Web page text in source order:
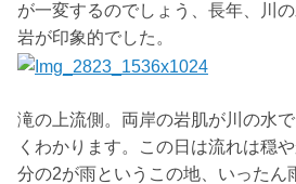
が一変するのでしょう、長年、川
岩が印象的でした。
滝の上流側。両岸の岩肌が川の水
くわかります。この日は流れは穏
分の2が雨というこの地、いったん